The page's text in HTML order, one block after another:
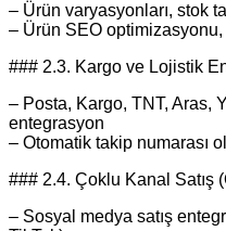
– Ürün varyasyonları, stok
– Ürün SEO
### 2.3. Kargo ve Lojistik
– Posta, Kargo, TNT, Aras,
entegrasyon
– Otomatik takip numarası
### 2.4. Çoklu Kanal Satış
– Sosyal medya satış